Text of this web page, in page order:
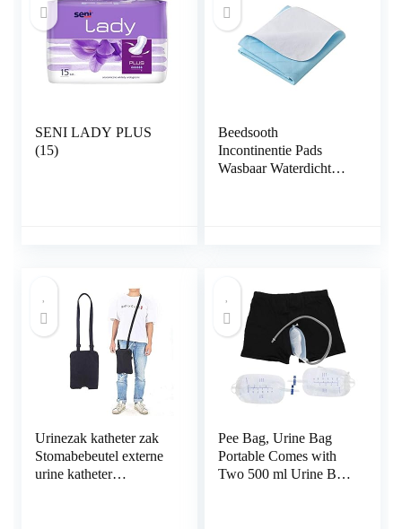
SENI LADY PLUS
(15)
Beedsooth
Incontinentie Pads
Wasbaar Waterdicht
Urinezak katheter zak
Stomabebeutel externe
urine katheter
Pee Bag, Urine Bag
Portable Comes with
Two 500 ml Urine Bag